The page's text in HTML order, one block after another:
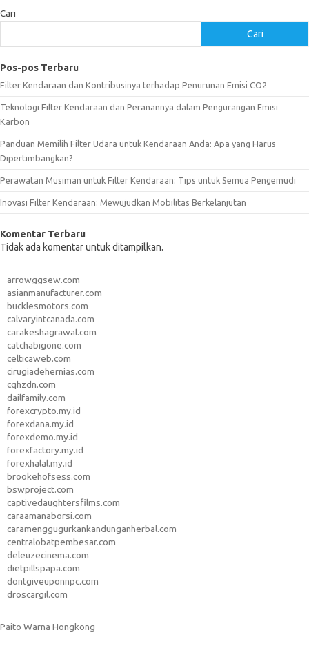
Cari
Cari
Pos-pos Terbaru
Filter Kendaraan dan Kontribusinya terhadap Penurunan Emisi CO2
Teknologi Filter Kendaraan dan Peranannya dalam Pengurangan Emisi
Karbon
Panduan Memilih Filter Udara untuk Kendaraan Anda: Apa yang Harus
Dipertimbangkan?
Perawatan Musiman untuk Filter Kendaraan: Tips untuk Semua Pengemudi
Inovasi Filter Kendaraan: Mewujudkan Mobilitas Berkelanjutan
Komentar Terbaru
Tidak ada komentar untuk ditampilkan.
arrowggsew.com
asianmanufacturer.com
bucklesmotors.com
calvaryintcanada.com
carakeshagrawal.com
catchabigone.com
celticaweb.com
cirugiadehernias.com
cqhzdn.com
dailfamily.com
forexcrypto.my.id
forexdana.my.id
forexdemo.my.id
forexfactory.my.id
forexhalal.my.id
brookehofsess.com
bswproject.com
captivedaughtersfilms.com
caraamanaborsi.com
caramenggugurkankandunganherbal.com
centralobatpembesar.com
deleuzecinema.com
dietpillspapa.com
dontgiveuponnpc.com
droscargil.com
Paito Warna Hongkong